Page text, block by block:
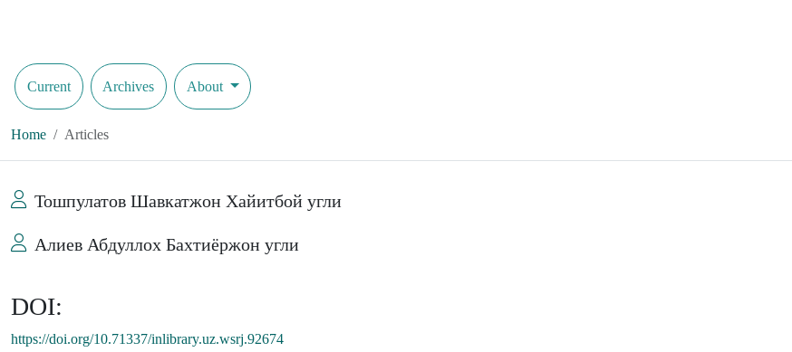
Current Archives About
Home Articles
Тошпулатов Шавкатжон Хайитбой угли
Алиев Абдуллох Бахтиёржон угли
DOI:
https://doi.org/10.71337/inlibrary.uz.wsrj.92674